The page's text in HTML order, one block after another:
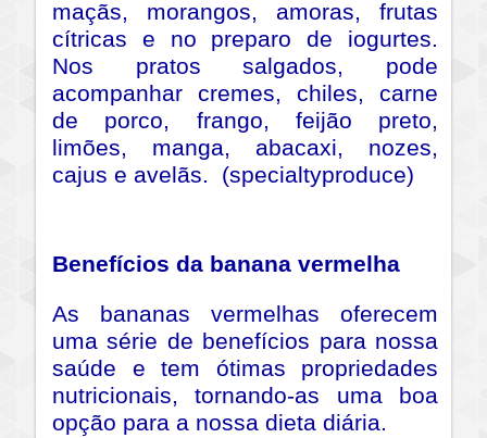
maçãs, morangos, amoras, frutas
cítricas e no preparo de iogurtes.
Nos pratos salgados, pode
acompanhar cremes, chiles, carne
de porco, frango, feijão preto,
limões, manga, abacaxi, nozes,
cajus e avelãs. (specialtyproduce)
Benefícios da banana vermelha
As bananas vermelhas oferecem
uma série de benefícios para nossa
saúde e tem ótimas propriedades
nutricionais, tornando-as uma boa
opção para a nossa dieta diária.